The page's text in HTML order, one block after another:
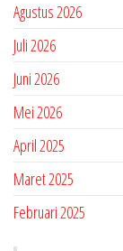
Agustus 2026
Juli 2026
Juni 2026
Mei 2026
April 2025
Maret 2025
Februari 2025